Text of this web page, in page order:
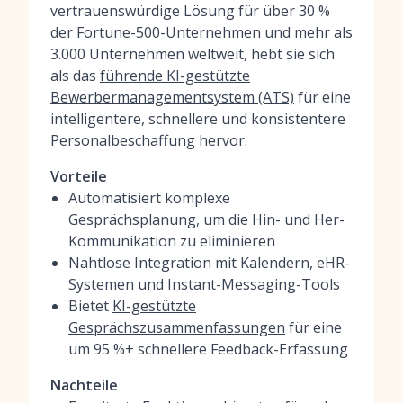
vertrauenswürdige Lösung für über 30 %
der Fortune-500-Unternehmen und mehr als
3.000 Unternehmen weltweit, hebt sie sich
als das führende KI-gestützte
Bewerbermanagementsystem (ATS) für eine
intelligentere, schnellere und konsistentere
Personalbeschaffung hervor.
Vorteile
Automatisiert komplexe
Gesprächsplanung, um die Hin- und Her-
Kommunikation zu eliminieren
Nahtlose Integration mit Kalendern, eHR-
Systemen und Instant-Messaging-Tools
Bietet KI-gestützte
Gesprächszusammenfassungen für eine
um 95 %+ schnellere Feedback-Erfassung
Nachteile